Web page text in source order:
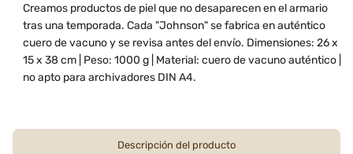
Creamos productos de piel que no desaparecen en el armario
tras una temporada. Cada "Johnson" se fabrica en auténtico
cuero de vacuno y se revisa antes del envío. Dimensiones: 26 x
15 x 38 cm | Peso: 1000 g | Material: cuero de vacuno auténtico |
no apto para archivadores DIN A4.
Descripción del producto